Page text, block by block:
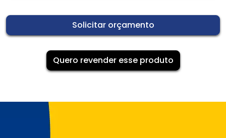
Solicitar orçamento
Quero revender esse produto